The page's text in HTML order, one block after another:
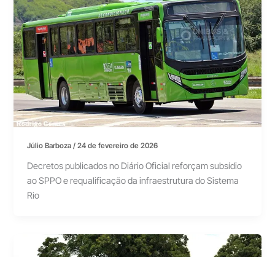
Júlio Barboza/24 de fevereiro de 2026
Decretos publicados no Diário Oficial reforçam subsídio
ao SPPO e requalificação da infraestrutura do Sistema
Rio